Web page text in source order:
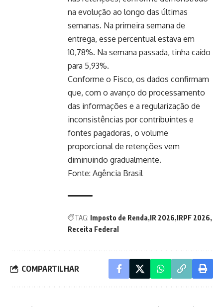
na evolução ao longo das últimas
semanas. Na primeira semana de
entrega, esse percentual estava em
10,78%. Na semana passada, tinha caído
para 5,93%.
Conforme o Fisco, os dados confirmam
que, com o avanço do processamento
das informações e a regularização de
inconsistências por contribuintes e
fontes pagadoras, o volume
proporcional de retenções vem
diminuindo gradualmente.
Fonte: Agência Brasil
TAG: Imposto de Renda IR 2026 IRPF 2026
Receita Federal
COMPARTILHAR